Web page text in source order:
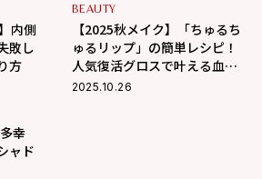
内側
敗し
方
BEAUTY
【2025秋メイク】「ちゅるち
ゅるリップ」の簡単レシピ！
人気復活グロスで叶える血色
＆多幸感
2025.10.26
幸
ャド